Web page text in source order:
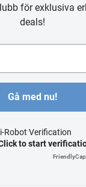
för exklusiva
deals!
Gå med nu!
Robot Verification
to start
Friendly